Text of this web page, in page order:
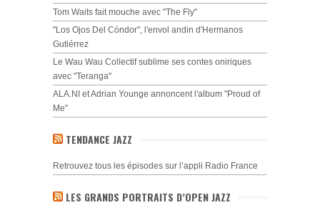
Tom Waits fait mouche avec "The Fly"
"Los Ojos Del Cóndor", l'envol andin d'Hermanos
Gutiérrez
Le Wau Wau Collectif sublime ses contes oniriques
avec "Teranga"
ALA.NI et Adrian Younge annoncent l'album "Proud of
Me"
TENDANCE JAZZ
Retrouvez tous les épisodes sur l’appli Radio France
LES GRANDS PORTRAITS D’OPEN JAZZ